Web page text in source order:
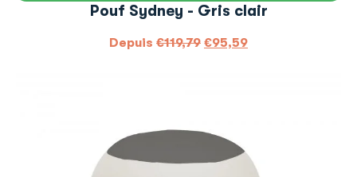
Pouf Sydney - Gris clair
Depuis €119,79 €95,59